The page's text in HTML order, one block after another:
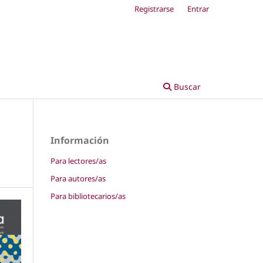
Buscar
Registrarse Entrar
Información
Para lectores/as
Para autores/as
Para bibliotecarios/as